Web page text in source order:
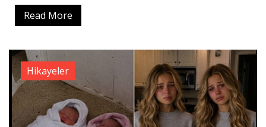
Read More
Hikayeler